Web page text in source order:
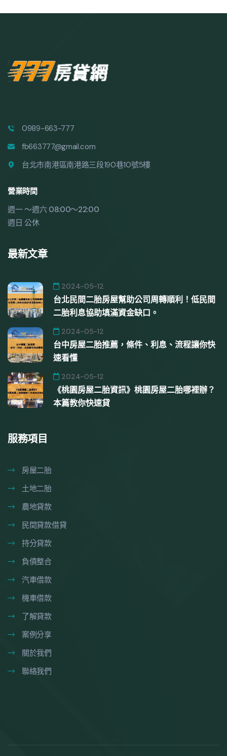
0989-663-777
fb663777@gmail.com
台北市南港區南港路三段190巷10號5樓
營業時間
週一 ～週六 08:00～22:00
週日 公休
最新文章
2024-05-12
台北民間二胎房屋幫助公司周轉順利！低民間
二胎利息協助填滿資金缺口。
2024-05-12
台中房屋二胎推薦，條件、利息、流程讓你快
速看懂
2024-05-12
《桃園房屋二胎資訊》桃園房屋二胎哪裡辦？
本篇教你快速貸
服務項目
房屋二胎
土地二胎
農地貸款
民間貸款借貸
持分貸款
負債整合
汽車借款
機車借款
了解貸款
案例分享
關於我們
聯絡我們